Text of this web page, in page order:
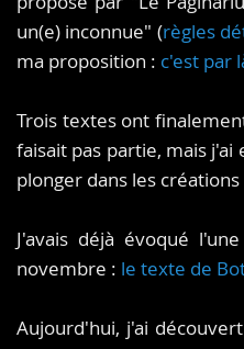
un(e) inconnue" (règles
ma proposition : c'est par
Trois textes ont
faisait pas partie, mais
plonger dans les
J'avais déjà évoqué
novembre : le texte de
Aujourd'hui, j'ai